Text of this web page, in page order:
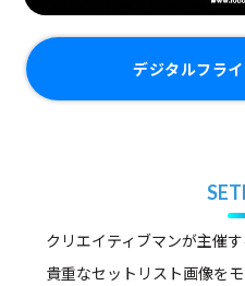
デジタルフラ
クリエイティブマンが主催
貴重なセットリスト画像を